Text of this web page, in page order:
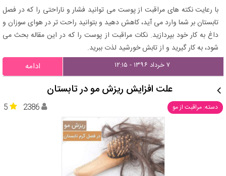
با رعایت نکته های مراقبت از پوست می توانید فشار و ناراحتی را که در فصل
تابستان بر شما وارد می آید، کاهش دهید و بتوانید راحت تر در هوای سوزان و
داغ به کار خود بپردازید. نکات مراقبت از پوست را که در این مقاله بحث می
شود، به کار گیرید و از تابش خورشید لذت ببرید.
۷ خرداد ۱۳۹۶ - ۱۲:۱۵ ادامه
علت افزایش ریزش مو در تابستان
دسته: مراقبت از مو 5 2386